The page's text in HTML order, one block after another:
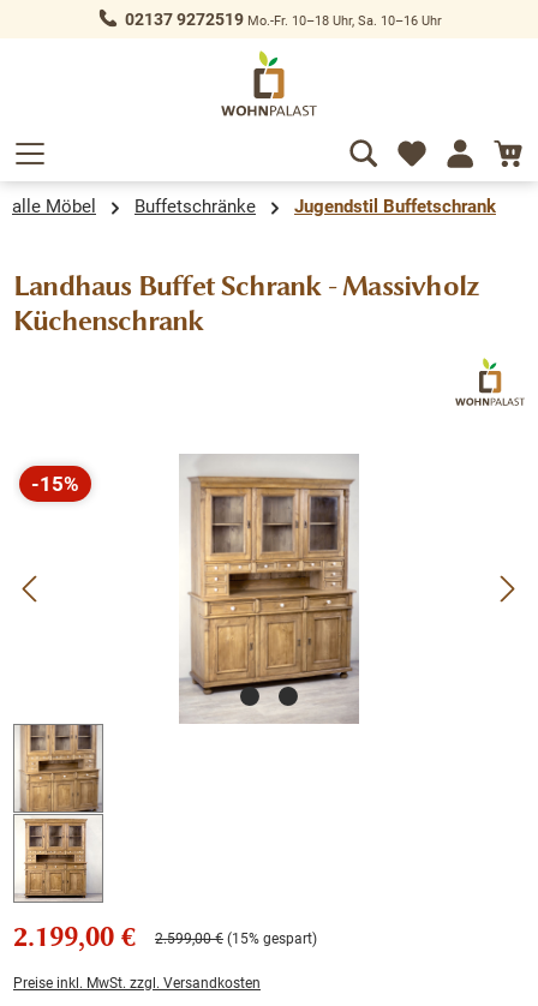
springen 02137 9272519Mo.-Fr. 10–18 Uhr, Sa. 10–16 Uhr
alle Möbel Buffetschränke Jugendstil Buffetschrank
Landhaus Buffet Schrank - Massivholz
Küchenschrank
Bildergalerie überspringen
-15%
Rabatt
2.199,00 € 2.599,00 € (15% gespart)
Preise inkl. MwSt. zzgl. Versandkosten